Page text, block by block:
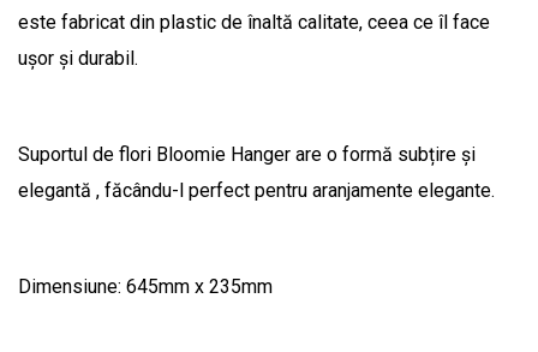
este fabricat din plastic de înaltă calitate, ceea ce îl face
ușor și durabil.
Suportul de flori Bloomie Hanger are o formă subțire și
elegantă , făcându-l perfect pentru aranjamente elegante.
Dimensiune: 645mm x 235mm